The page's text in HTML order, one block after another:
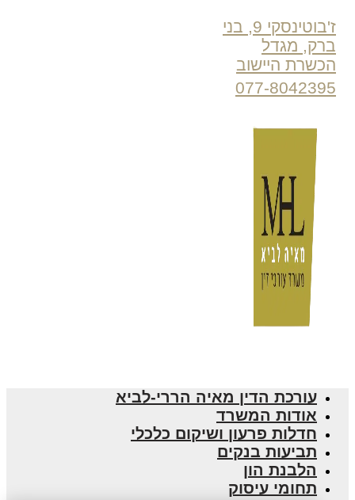
ז'בוטינסקי 9, בני
ברק, מגדל
הכשרת היישוב
077-8042395
עורכת הדין מאיה הררי-לביא
אודות המשרד
חדלות פרעון ושיקום כלכלי
תביעות בנקים
הלבנת הון
תחומי עיסוק